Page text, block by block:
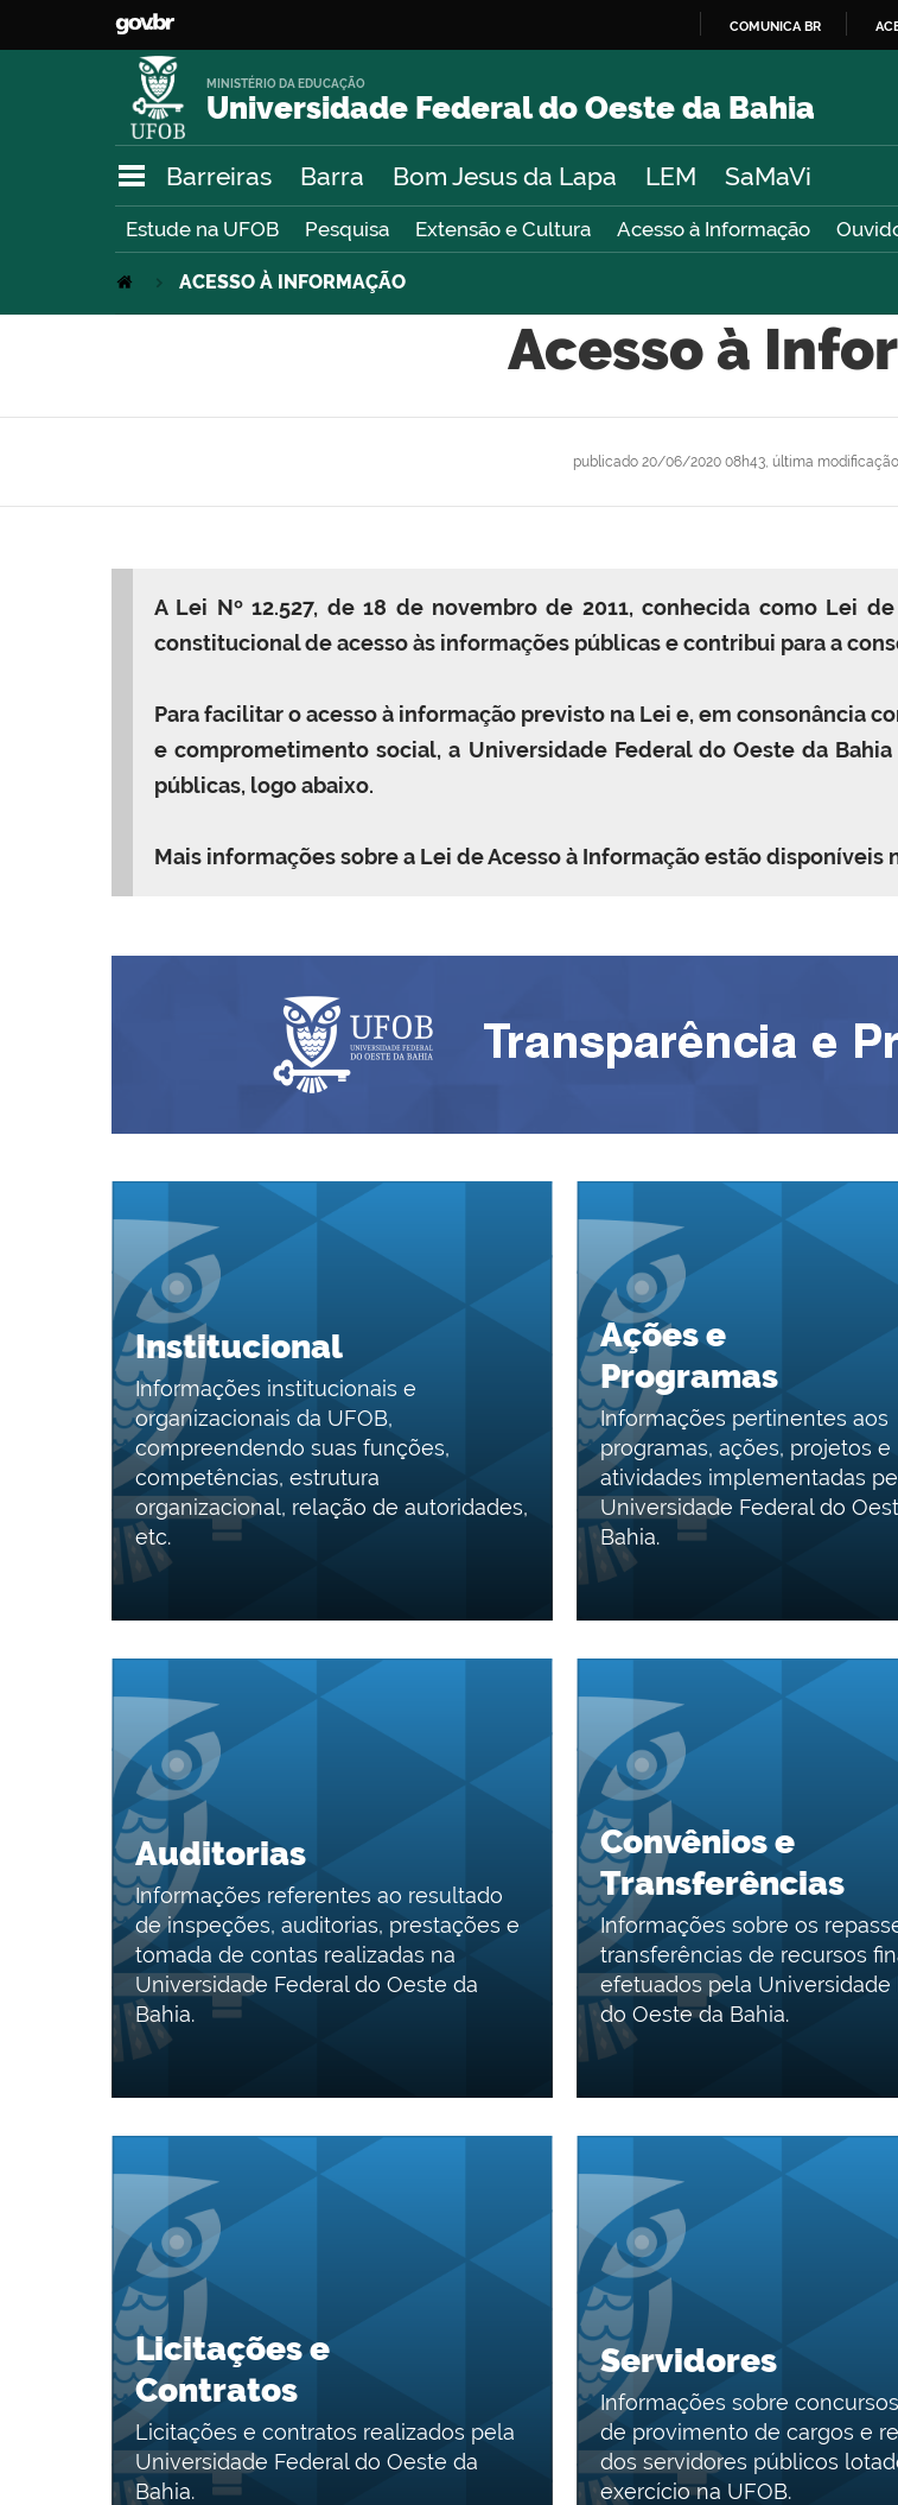
O
COMUNICA BR
Universidade Federal do Oeste da Bahia
MINISTÉRIO DA EDUCAÇÃO
Barreiras Barra Bom Jesus da Lapa LEM SaMaVi
Estude na UFOB Pesquisa Extensão e Cultura Acesso à Informação
ACESSO À INFORMAÇÃO
Acesso à
publicado20/06/2020 08h43, última modificação
A Lei Nº 12.527, de 18 de novembro de 2011, conhecida como Lei
constitucional de acesso às informações públicas e contribui para a
Para facilitar o acesso à informação previsto na Lei e, em consonância
e comprometimento social, a Universidade Federal do Oeste da
públicas, logo abaixo.
Mais informações sobre a Lei de Acesso à Informação estão disponíveis
Institucional
Informações institucionais e
organizacionais da UFOB,
compreendendo suas funções,
competências, estrutura
organizacional, relação de autoridades,
etc.
Ações e
Programas
Informações pertinentes aos
programas, ações, projetos e
atividades implementadas
Universidade Federal do
Bahia.
Auditorias
Informações referentes ao resultado
de inspeções, auditorias, prestações e
tomada de contas realizadas na
Universidade Federal do Oeste da
Bahia.
Convênios e
Transferências
Informações sobre os
transferências de recursos
efetuados pela Universidade
do Oeste da Bahia.
Licitações e
Contratos
Licitações e contratos realizados pela
Universidade Federal do Oeste da
Bahia.
Servidores
Informações sobre
de provimento de cargos e
dos servidores públicos
exercício na UFOB.